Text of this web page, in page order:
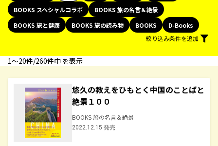
BOOKS スペシャルコラボ
BOOKS 旅の名言＆絶景
BOOKS 旅と健康
BOOKS 旅の読み物 BOOKS
D-Books
絞り込み条件を追加
1〜20件/260件中 を表示
悠久の教えをひもとく中国のことばと
絶景１００
BOOKS 旅の名言＆絶景
2022.12.15 発売